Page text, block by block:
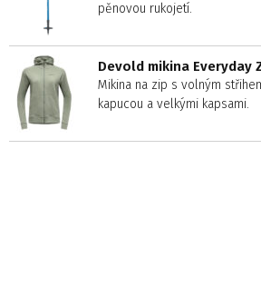
pěnovou rukojetí.
Devold mikina Everyday
Mikina na zip s volným
kapucou a velkými kapsami.